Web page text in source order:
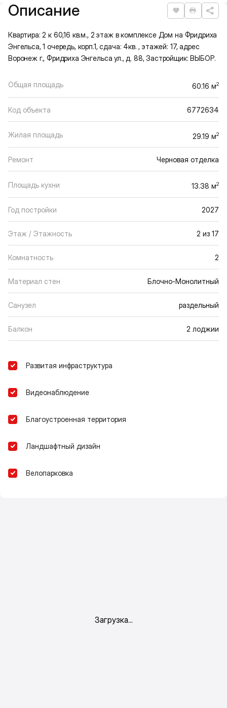
Подробная информация
Описание Нравится
Квартира: 2 к 60,16 кв.м., 2 этаж в комплексе Дом на Фридриха
Энгельса, 1 очередь, корп.1, сдача: 4кв. , этажей: 17, адрес
Воронеж г., Фридриха Энгельса ул., д. 88, Застройщик: ВЫБОР.
Общая площадь 60.16 м2
Код объекта 6772634
Жилая площадь 29.19 м2
Ремонт Черновая отделка
Площадь кухни 13.38 м2
Год постройки 2027
Этаж / Этажность 2 из 17
Комнатность 2
Материал стен Блочно-Монолитный
Санузел раздельный
Балкон 2 лоджии
Развитая инфраструктура
Видеонаблюдение
Благоустроенная территория
Ландшафтный дизайн
Велопарковка